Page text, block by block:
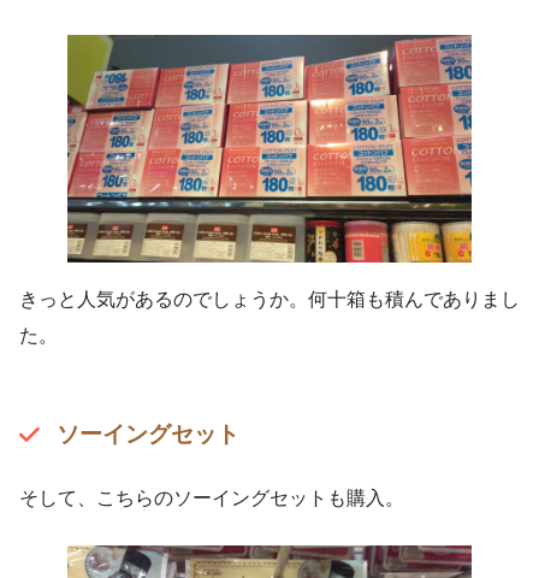
きっと人気があるのでしょうか。何十箱も積んでありまし
た。
ソーイングセット
そして、こちらのソーイングセットも購入。